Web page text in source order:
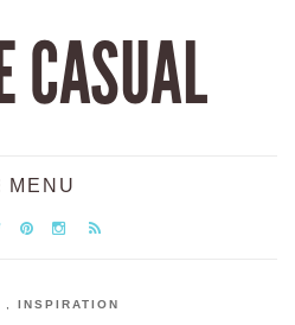
CASUAL
MENU
INSPIRATION